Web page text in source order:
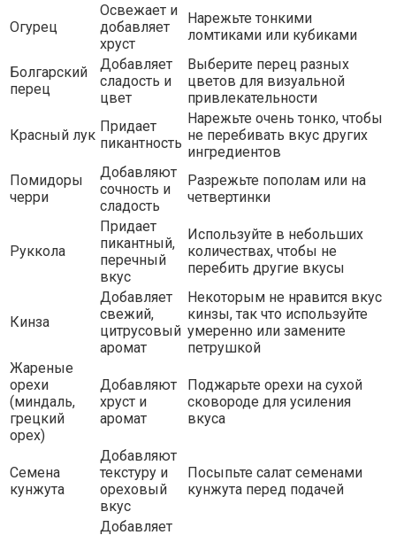
Огурец
Освежает и
добавляет
хруст
Нарежьте тонкими
ломтиками или кубиками
Болгарский
перец
Добавляет
сладость и
цвет
Выберите перец разных
цветов для визуальной
привлекательности
Красный лук
Придает
пикантность
Нарежьте очень тонко, чтобы
не перебивать вкус других
ингредиентов
Помидоры
черри
Добавляют
сочность и
сладость
Разрежьте пополам или на
четвертинки
Руккола
Придает
пикантный,
перечный
вкус
Используйте в небольших
количествах, чтобы не
перебить другие вкусы
Кинза
Добавляет
свежий,
цитрусовый
аромат
Некоторым не нравится вкус
кинзы, так что используйте
умеренно или замените
петрушкой
Жареные
орехи
(миндаль,
грецкий
орех)
Добавляют
хруст и
аромат
Поджарьте орехи на сухой
сковороде для усиления
вкуса
Семена
кунжута
Добавляют
текстуру и
ореховый
вкус
Посыпьте салат семенами
кунжута перед подачей
Добавляет